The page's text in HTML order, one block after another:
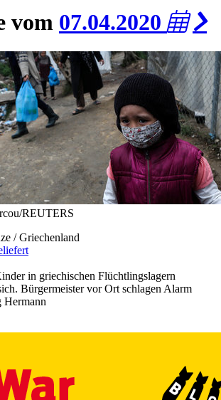
vom 07.04.2020
REUTERS
/ Griechenland
in griechischen Flüchtlingslagern
Bürgermeister vor Ort schlagen Alarm
Hermann